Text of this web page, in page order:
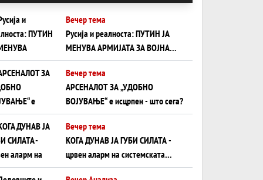
Вечер тема
Русија и реалноста: ПУТИН ЈА
МЕНУВА АРМИЈАТА ЗА ВОЈНА
ШТО ОСТАНУВА БЕЗ ФРОНТ
Вечер тема
АРСЕНАЛОТ ЗА „УДОБНО
ВОЈУВАЊЕ“ е исцрпен - што сега?
Вечер тема
КОГА ДУНАВ ЈА ГУБИ СИЛАТА -
црвен аларм на системската
плоча од јужна Германија до